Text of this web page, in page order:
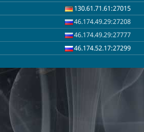
130.61.71.61:27015
46.174.49.29:27208
46.174.49.29:27777
46.174.52.17:27299